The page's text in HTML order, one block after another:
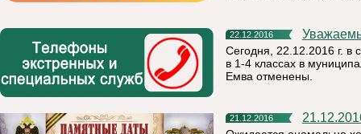
22.12.2016
Сегодня, 22.12.2016 г. в
в 1-4 классах в
Емва отменены.
21.12.2016